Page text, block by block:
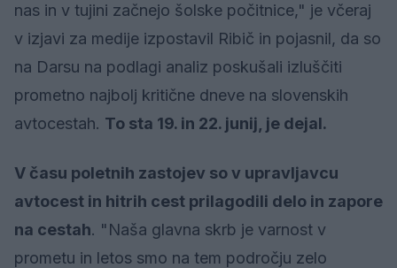
nas in v tujini začnejo šolske počitnice," je včeraj
v izjavi za medije izpostavil Ribič in pojasnil, da so
na Darsu na podlagi analiz poskušali izluščiti
prometno najbolj kritične dneve na slovenskih
avtocestah. To sta 19. in 22. junij, je dejal.
V času poletnih zastojev so v upravljavcu
avtocest in hitrih cest prilagodili delo in zapore
na cestah. "Naša glavna skrb je varnost v
prometu in letos smo na tem področju zelo